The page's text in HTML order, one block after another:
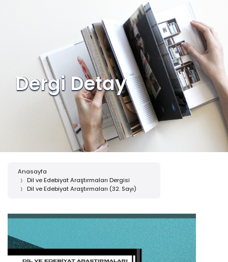
Dergi Detay
Anasayfa
Dil ve Edebiyat Araştırmaları Dergisi
Dil ve Edebiyat Araştırmaları (32. Sayı)